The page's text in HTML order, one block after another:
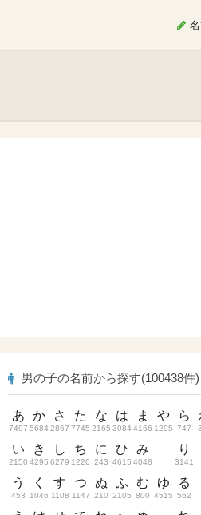
男の子の名前から探す(100438件)
あ
7497
い
2150
う
453
か
5684
き
4295
く
1046
さ
2867
し
6279
す
1108
た
7745
ち
1226
つ
1147
な
2165
に
243
ぬ
210
は
3084
ひ
4615
ふ
2105
ま
4166
み
4048
む
800
や
1295
ゆ
4515
ら
747
り
3141
る
562